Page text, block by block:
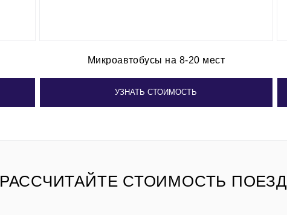
Микроавтобусы на 8-20 мест
УЗНАТЬ СТОИМОСТЬ
РАССЧИТАЙТЕ СТОИМОСТЬ